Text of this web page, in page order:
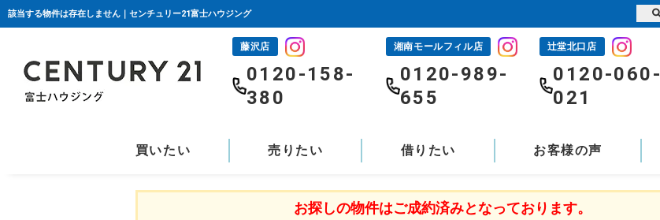
該当する物件は存在しません｜センチュリー21富士ハウジング
藤沢店
0120-158-
380
湘南モールフィル店
0120-989-
655
辻堂北口店
0120-060-
021
買いたい 売りたい 借りたい お客様の声
お探しの物件はご成約済みとなっております。